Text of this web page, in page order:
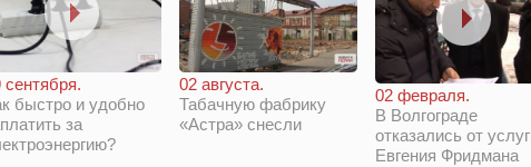
сентября.
быстро и удобно
за
02 августа.
Табачную фабрику
«Астра» снесли
02 февраля.
В Волгограде
отказались от услуг
Евгения Фридмана